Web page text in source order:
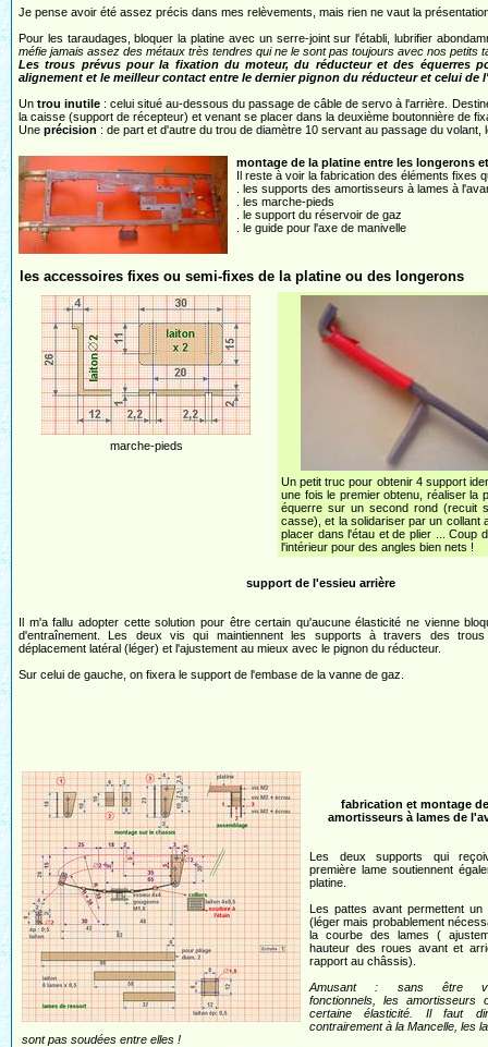
Je pense avoir été assez précis dans mes relèvements, mais rien ne vaut la
Pour les taraudages, bloquer la platine avec un serre-joint sur l'établi, lubrifier
méfie jamais assez des métaux très tendres qui ne le sont pas toujours avec nos petits
Les trous prévus pour la fixation du moteur, du réducteur et des équerres
alignement et le meilleur contact entre le dernier pignon du réducteur et celui de
Untrou inutile : celui situé au-dessous du passage de câble de servo à l'arrière.
la caisse (support de récepteur) et venant se placer dans la deuxième boutonnière de
Une précision : de part et d'autre du trou de diamètre 10 servant au passage du
montage de la platine entre les longerons
Il reste à voir la fabrication des éléments fixes
. les supports des amortisseurs à lames à
. les marche-pieds
. le support du réservoir de gaz
. le guide pour l'axe de manivelle
les accessoires fixes ou semi-fixes de la platine ou des longerons
marche-pieds
Un petit truc pour obtenir 4 support
une fois le premier obtenu, réaliser la
équerre sur un second rond (recuit
casse), et la solidariser par un collant
placer dans l'étau et de plier ... Coup
l'intérieur pour des angles bien nets !
support de l'essieu arrière
Il m'a fallu adopter cette solution pour être certain qu'aucune élasticité ne vienne
d'entraînement. Les deux vis qui maintiennent les supports à travers des trous
déplacement latéral (léger) et l'ajustement au mieux avec le pignon du réducteur.
Sur celui de gauche, on fixera le support de l'embase de la vanne de gaz.
fabrication et montage
amortisseurs à lames de
Les deux supports qui
première lame soutiennent
platine.
Les pattes avant permettent un
(léger mais probablement
la courbe des lames (
hauteur des roues avant et
rapport au châssis).
Amusant : sans être
fonctionnels, les amortisseurs
certaine élasticité. Il faut
contrairement à la Mancelle, les
sont pas soudées entre elles !